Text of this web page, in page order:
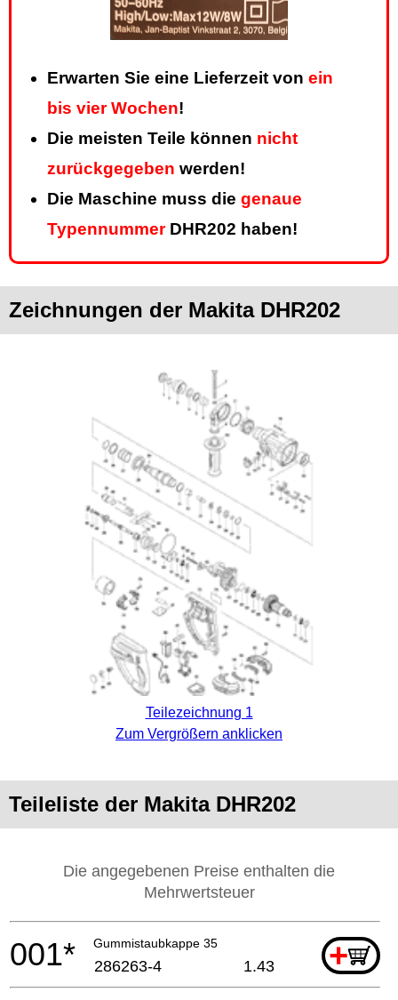
Erwarten Sie eine Lieferzeit von ein
bis vier Wochen!
Die meisten Teile können nicht
zurückgegeben werden!
Die Maschine muss die genaue
TypennummerDHR202 haben!
Zeichnungen der Makita DHR202
Teilezeichnung 1
Zum Vergrößern anklicken
Teileliste der Makita DHR202
Die angegebenen Preise enthalten die
Mehrwertsteuer
Gummistaubkappe 35 +
001* 286263-4 1.43